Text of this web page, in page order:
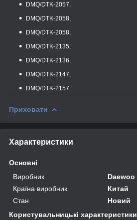
DMQ/DTK-2057,
DMQ/DTK-2058,
DMQ/DTK-2058,
DMQ/DTK-2135,
DMQ/DTK-2136,
DMQ/DTK-2147,
DMQ/DTK-2157
Приховати
Характеристики
Основні
Виробник
Daewoo
Країна виробник
Китай
Стан
Новий
Користувальницькі характеристики